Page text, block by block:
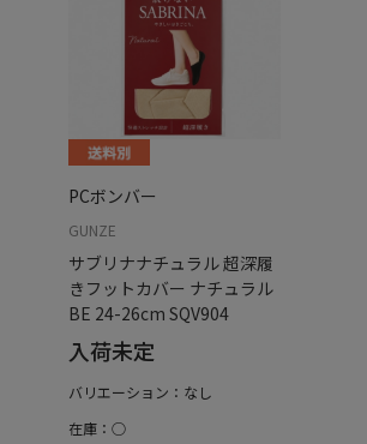
PCボンバー
GUNZE
サブリナナチュラル 超深履
きフットカバー ナチュラル
BE 24-26cm SQV904
入荷未定
バリエーション：なし
在庫：○